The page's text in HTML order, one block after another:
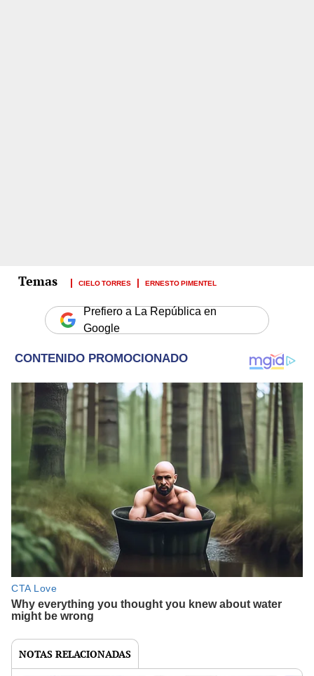
CIELO TORRES ERNESTO PIMENTEL
Prefiero a La República en
Google
NOTAS RELACIONADAS